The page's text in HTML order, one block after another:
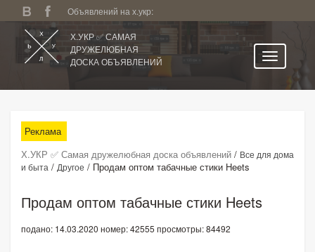
Объявлений на х.укр:
Х.УКР ✅ САМАЯ
ДРУЖЕЛЮБНАЯ
ДОСКА ОБЪЯВЛЕНИЙ
Все регионы
Категории
Избранное
Поиск по сайту
Подать объявление
Реклама
Х.УКР ✅ Самая дружелюбная доска объявлений / Все для дома
и быта / Другое / Продам оптом табачные стики Heets
Продам оптом табачные стики Heets
подано: 14.03.2020 номер: 42555 просмотры: 84492